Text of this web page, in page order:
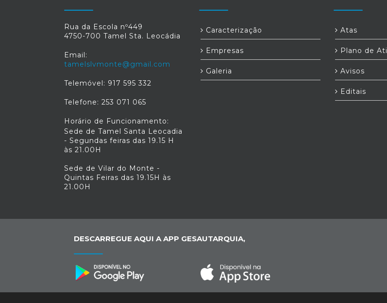
Rua da Escola nº449
4750-700 Tamel Sta. Leocádia
Email:
tamelslvmonte@gmail.com
Telemóvel: 917 595 332
Telefone: 253 071 065
Horário de Funcionamento:
Sede de Tamel Santa Leocadia
- Segundas feiras das 19.15 H
às 21.00H
Sede de Vilar do Monte -
Quintas Feiras das 19.15H às
21.00H
Caracterização
Empresas
Galeria
Atas
Plano de
Avisos
Editais
DESCARREGUE AQUI A APP GESAUTARQUIA,